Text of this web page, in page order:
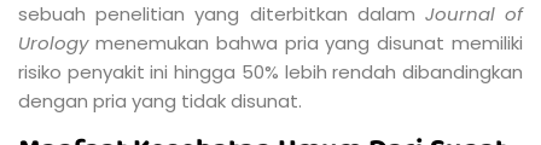
sebuah penelitian yang diterbitkan dalam Journal of
Urologymenemukan bahwa pria yang disunat memiliki
risiko penyakit ini hingga 50% lebih rendah dibandingkan
dengan pria yang tidak disunat.